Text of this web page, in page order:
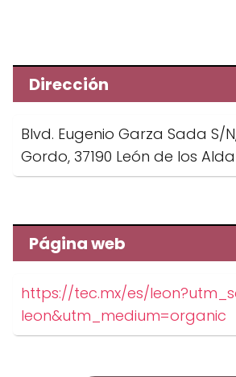
Dirección
Blvd. Eugenio Garza Sada S/
Gordo, 37190 León de los
Página web
https://tec.mx/es/
leon&utm_medium=organic